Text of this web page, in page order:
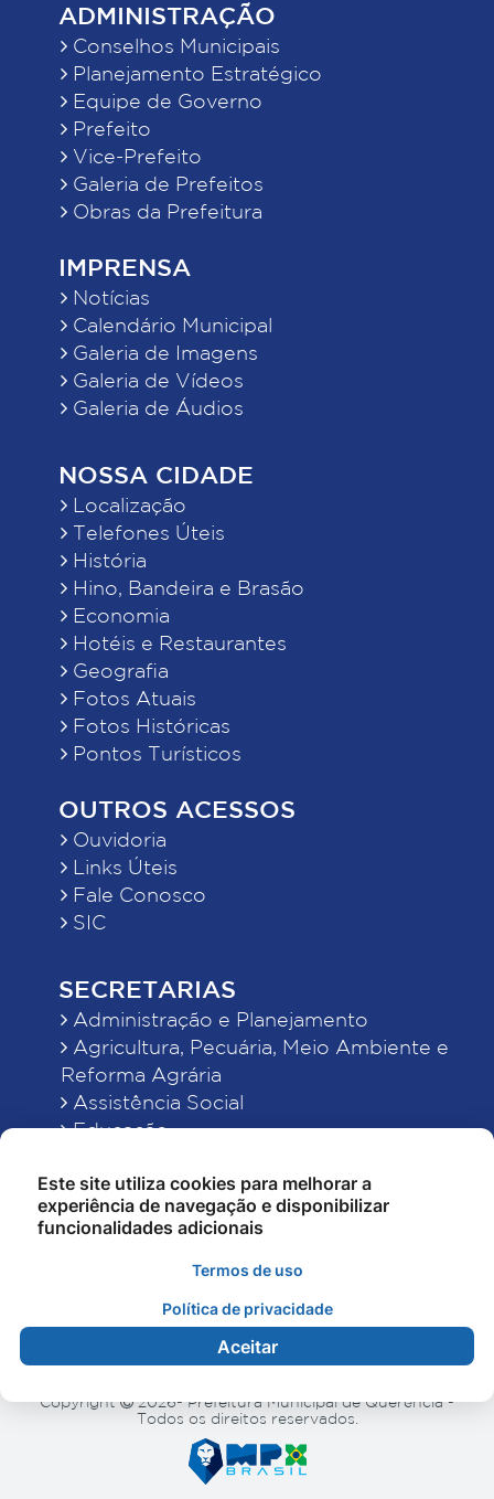
ADMINISTRAÇÃO
Conselhos Municipais
Planejamento Estratégico
Equipe de Governo
Prefeito
Vice-Prefeito
Galeria de Prefeitos
Obras da Prefeitura
IMPRENSA
Notícias
Calendário Municipal
Galeria de Imagens
Galeria de Vídeos
Galeria de Áudios
NOSSA CIDADE
Localização
Telefones Úteis
História
Hino, Bandeira e Brasão
Economia
Hotéis e Restaurantes
Geografia
Fotos Atuais
Fotos Históricas
Pontos Turísticos
OUTROS ACESSOS
Ouvidoria
Links Úteis
Fale Conosco
SIC
SECRETARIAS
Administração e Planejamento
Agricultura, Pecuária, Meio Ambiente e
Reforma Agrária
Assistência Social
Educação
Finanças
Indústria, Comércio, Turismo, Ciência e
Tecnologia
Obras Públicas, Estradas e Rodagens
Saúde
Copyright
2026- Prefeitura Municipal de Querência -
Todos os direitos reservados.
Este site utiliza cookies para melhorar a
experiência de navegação e disponibilizar
funcionalidades adicionais
Termos de uso
Política de privacidade
Aceitar